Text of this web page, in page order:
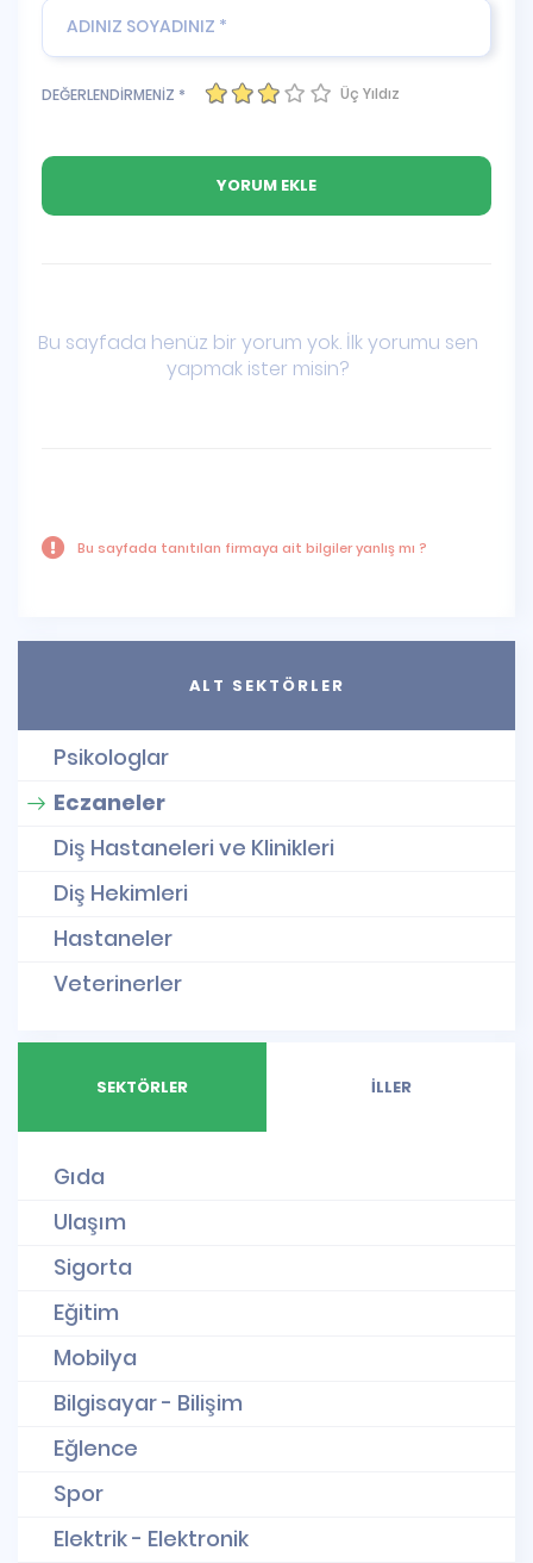
DEĞERLENDİRMENİZ * Üç Yıldız
Bu sayfada henüz bir yorum yok. İlk yorumu sen
yapmak ister misin?
Bu sayfada tanıtılan firmaya ait bilgiler yanlış mı ?
ALT SEKTÖRLER
Psikologlar
Eczaneler
Diş Hastaneleri ve Klinikleri
Diş Hekimleri
Hastaneler
Veterinerler
SEKTÖRLER İLLER
Gıda
Ulaşım
Sigorta
Eğitim
Mobilya
Bilgisayar - Bilişim
Eğlence
Spor
Elektrik - Elektronik